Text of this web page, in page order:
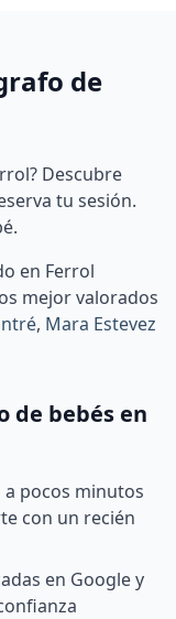
de
Descubre
tu sesión.
en Ferrol
mejor valorados
, Mara Estevez
de bebés en
pocos minutos
con un recién
en Google y